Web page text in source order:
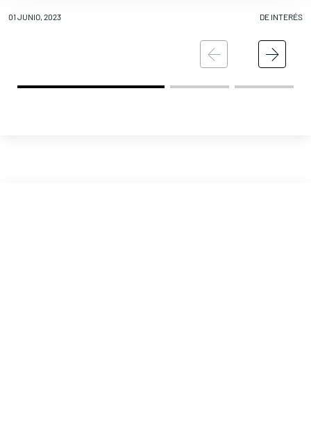
01 JUNIO, 2023 DE INTERÉS